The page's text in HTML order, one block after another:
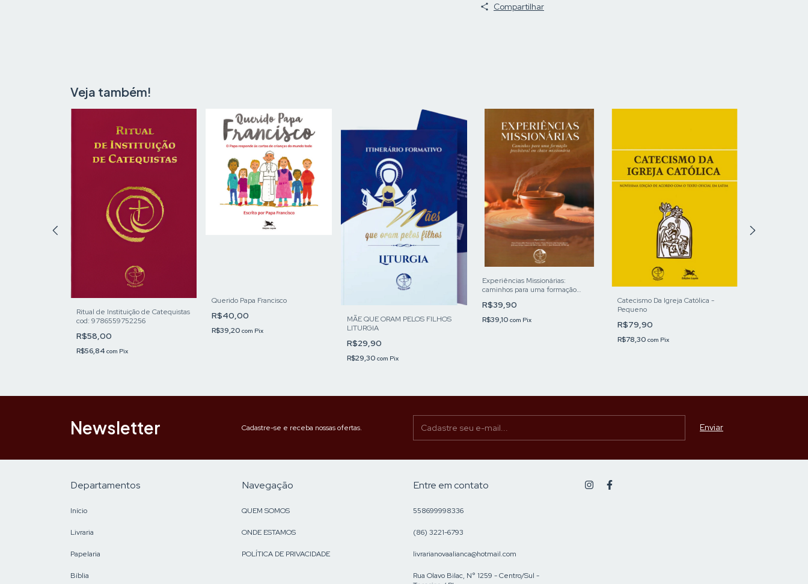
Compartilhar
Veja também!
Ritual de Instituição de Catequistas
cod: 9786559752256
R$58,00
R$56,84 com Pix
Querido Papa Francisco
R$40,00
R$39,20 com Pix
MÃE QUE ORAM PELOS FILHOS
LITURGIA
R$29,90
R$29,30 com Pix
Experiências Missionárias:
caminhos para uma formação
R$39,90
R$39,10 com Pix
Catecismo Da Igreja Católica -
Pequeno
R$79,90
R$78,30 com Pix
Newsletter Cadastre-se e receba nossas ofertas.
Departamentos
Início
Livraria
Papelaria
Bíblia
Navegação
QUEM SOMOS
ONDE ESTAMOS
POLÍTICA DE PRIVACIDADE
Entre em contato
558699998336
(86) 3221-6793
livrarianovaalianca@hotmail.com
Rua Olavo Bilac, N° 1259 - Centro/Sul -